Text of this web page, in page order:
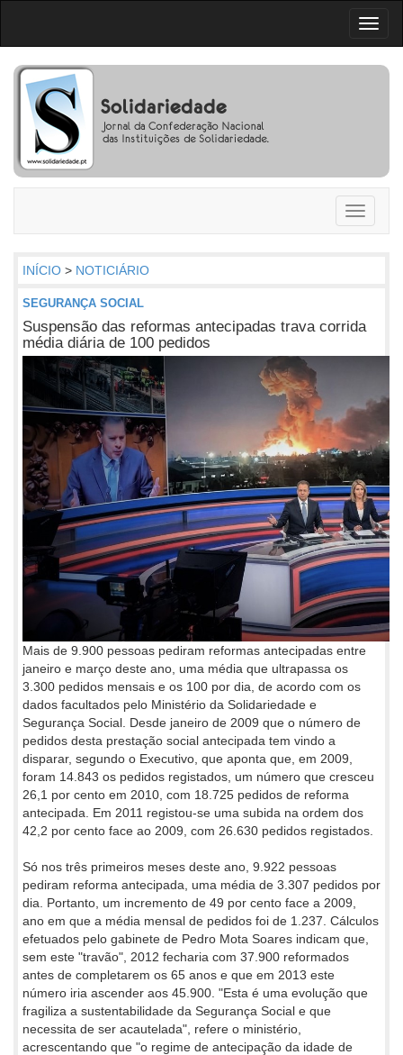
Toggle
INÍCIO > NOTICIÁRIO
SEGURANÇA SOCIAL
Suspensão das reformas antecipadas trava corrida
média diária de 100 pedidos
Mais de 9.900 pessoas pediram reformas antecipadas entre
janeiro e março deste ano, uma média que ultrapassa os
3.300 pedidos mensais e os 100 por dia, de acordo com os
dados facultados pelo Ministério da Solidariedade e
Segurança Social. Desde janeiro de 2009 que o número de
pedidos desta prestação social antecipada tem vindo a
disparar, segundo o Executivo, que aponta que, em 2009,
foram 14.843 os pedidos registados, um número que cresceu
26,1 por cento em 2010, com 18.725 pedidos de reforma
antecipada. Em 2011 registou-se uma subida na ordem dos
42,2 por cento face ao 2009, com 26.630 pedidos registados.
Só nos três primeiros meses deste ano, 9.922 pessoas
pediram reforma antecipada, uma média de 3.307 pedidos por
dia. Portanto, um incremento de 49 por cento face a 2009,
ano em que a média mensal de pedidos foi de 1.237. Cálculos
efetuados pelo gabinete de Pedro Mota Soares indicam que,
sem este "travão", 2012 fecharia com 37.900 reformados
antes de completarem os 65 anos e que em 2013 este
número iria ascender aos 45.900. "Esta é uma evolução que
fragiliza a sustentabilidade da Segurança Social e que
necessita de ser acautelada", refere o ministério,
acrescentando que "o regime de antecipação da idade de